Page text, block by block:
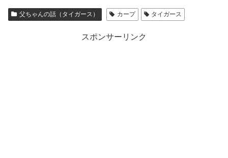
父ちゃんの話（タイガース） カープ タイガース
スポンサーリンク